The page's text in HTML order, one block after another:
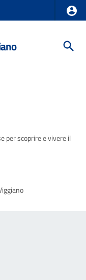
per scoprire e vivere il